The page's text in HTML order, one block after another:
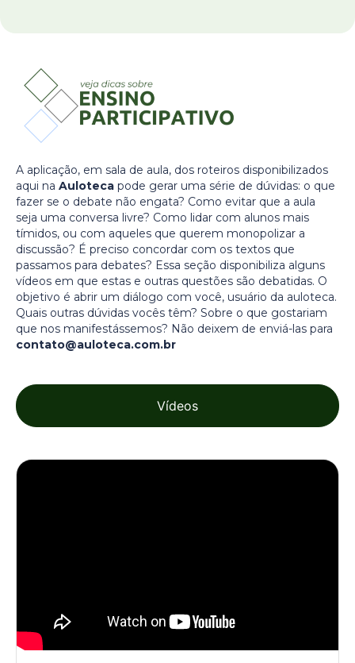
A aplicação, em sala de aula, dos roteiros disponibilizados
aqui na Auloteca pode gerar uma série de dúvidas: o que
fazer se o debate não engata? Como evitar que a aula
seja uma conversa livre? Como lidar com alunos mais
tímidos, ou com aqueles que querem monopolizar a
discussão? É preciso concordar com os textos que
passamos para debates? Essa seção disponibiliza alguns
vídeos em que estas e outras questões são debatidas. O
objetivo é abrir um diálogo com você, usuário da auloteca.
Quais outras dúvidas vocês têm? Sobre o que gostariam
que nos manifestássemos? Não deixem de enviá-las para
contato@auloteca.com.br
Vídeos